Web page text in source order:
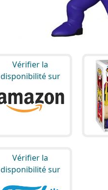
Vérifier la
disponibilité sur
Vérifier la
disponibilité sur